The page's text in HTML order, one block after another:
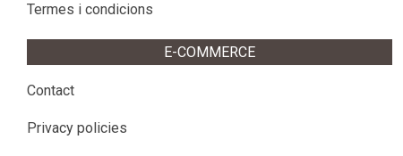
Termes i condicions
E-COMMERCE
Contact
Privacy policies